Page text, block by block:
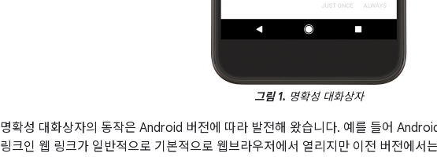
그림 1. 명확성 대화상자
명확성 대화상자의 동작은 Android 버전에 따라 발전해 왔습니다. 예를 들어
링크인 웹 링크가 일반적으로 기본적으로 웹브라우저에서 열리지만 이전 버전에서